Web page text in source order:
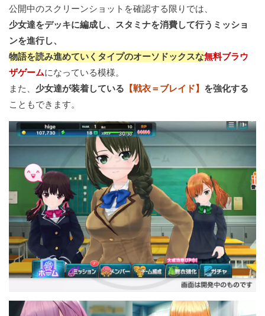
公開中のスクリーンショットを確認する限りでは、
少女達をデッキに編成し、スタミナを消費して行うミッショ
ンを進行し、
物語を読み進めていくタイプのオーソドックスな無料ブラウ
ザゲームになっている模様。
また、 少女達が装着している 【戦衣＝ブレイド】 を強化する
こともできます。